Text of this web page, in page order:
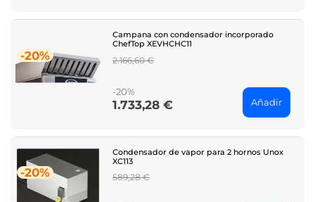
-20%
Campana con condensador incorporado
ChefTop XEVHCHC11
Regular
2.166,60 €
-20%
Price
1.733,28 € Añadir
-20%
Condensador de vapor para 2 hornos Unox
XC113
Regular
589,28 €